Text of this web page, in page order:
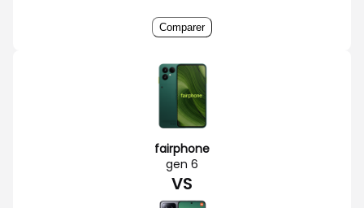
Comparer
fairphone
gen 6
VS